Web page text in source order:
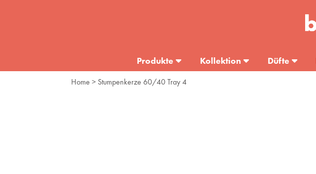
Produkte Kollektion Düfte
Home > Stumpenkerze 60/40 Tray 4